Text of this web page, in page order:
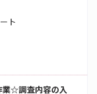
ト
業☆調査内容の入